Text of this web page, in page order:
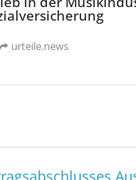
urteile.news